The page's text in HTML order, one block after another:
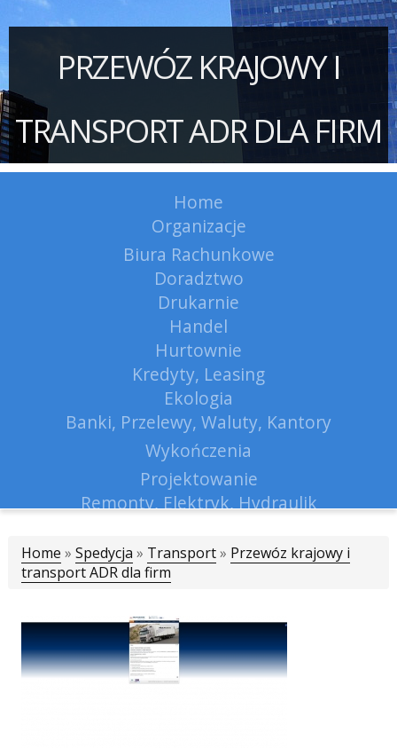
PRZEWÓZ KRAJOWY I
TRANSPORT ADR DLA FIRM
Home
Organizacje
Biura Rachunkowe
Doradztwo
Drukarnie
Handel
Hurtownie
Kredyty, Leasing
Ekologia
Banki, Przelewy, Waluty, Kantory
Wykończenia
Projektowanie
Remonty, Elektryk, Hydraulik
Lokum
Drzwi i Okna
Nieruchomości, Działki
Domy, Mieszkania
Nauczanie
Home » Spedycja » Transport» Przewóz krajowy i
transport ADR dla firm